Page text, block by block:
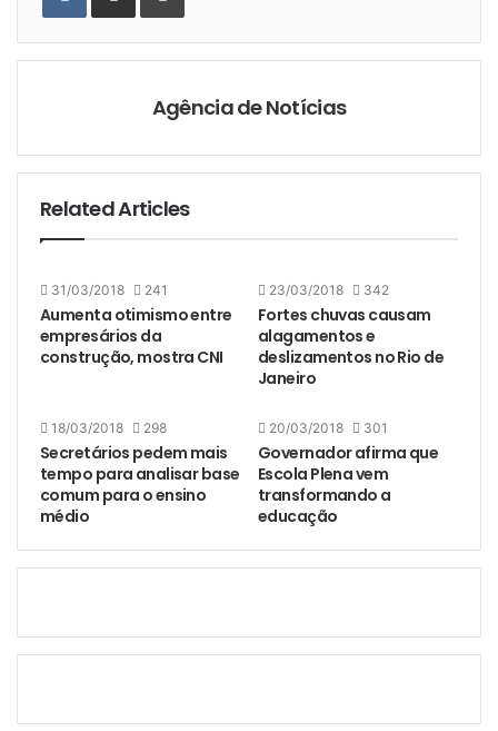
Agência de Notícias
Related Articles
31/03/2018 241
Aumenta otimismo entre
empresários da
construção, mostra CNI
23/03/2018 342
Fortes chuvas causam
alagamentos e
deslizamentos no Rio de
Janeiro
18/03/2018 298
Secretários pedem mais
tempo para analisar base
comum para o ensino
médio
20/03/2018 301
Governador afirma que
Escola Plena vem
transformando a
educação